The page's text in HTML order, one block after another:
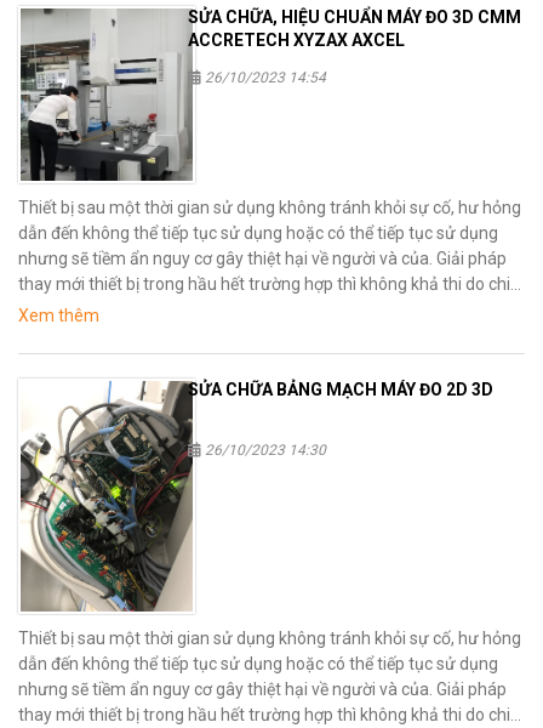
SỬA CHỮA, HIỆU CHUẨN MÁY ĐO 3D CMM
ACCRETECH XYZAX AXCEL
26/10/2023 14:54
Thiết bị sau một thời gian sử dụng không tránh khỏi sự cố, hư hỏng
dẫn đến không thể tiếp tục sử dụng hoặc có thể tiếp tục sử dụng
nhưng sẽ tiềm ẩn nguy cơ gây thiệt hại về người và của. Giải pháp
thay mới thiết bị trong hầu hết trường hợp thì không khả thi do chi
phí cho việc mua mới thiết bị là rất cao, vì vậy phương án hữu hiệu
Xem thêm
SỬA CHỮA BẢNG MẠCH MÁY ĐO 2D 3D
26/10/2023 14:30
Thiết bị sau một thời gian sử dụng không tránh khỏi sự cố, hư hỏng
dẫn đến không thể tiếp tục sử dụng hoặc có thể tiếp tục sử dụng
nhưng sẽ tiềm ẩn nguy cơ gây thiệt hại về người và của. Giải pháp
thay mới thiết bị trong hầu hết trường hợp thì không khả thi do chi